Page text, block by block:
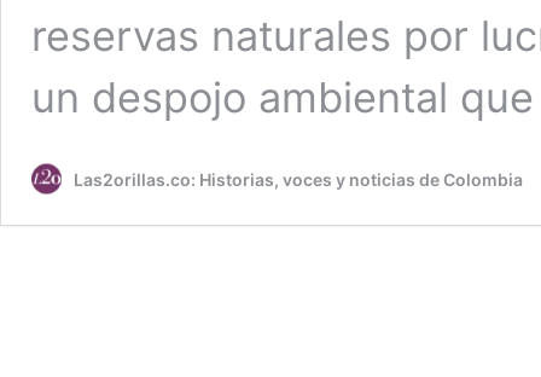
reservas naturales por
un despojo ambiental
Las2orillas.co: Historias, voces y noticias de Colombia